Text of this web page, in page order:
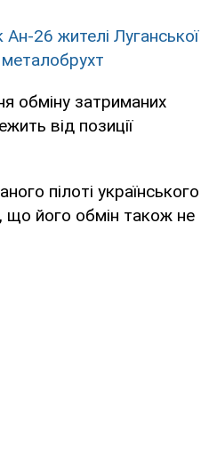
Ан-26 жителі Луганської
металобрухт
обміну затриманих
від позиції
пілоті українського
що його обмін також не